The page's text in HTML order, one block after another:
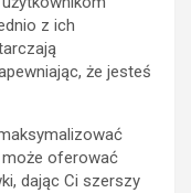
z ich
że jesteś
może oferować
dając Ci szerszy